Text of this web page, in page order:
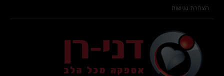
הצהרת נגישות